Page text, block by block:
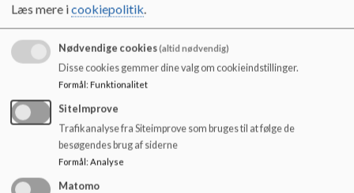
Forældre fortæller om Holte Skole
Læs mere icookiepolitik.
Nødvendige cookies(altid nødvendig)
Disse cookies gemmer dine valg om cookieindstillinger.
Formål: Funktionalitet
SiteImprove
Trafikanalyse fra Siteimprove som bruges til at følge de
besøgendes brug af siderne
Formål: Analyse
Matomo